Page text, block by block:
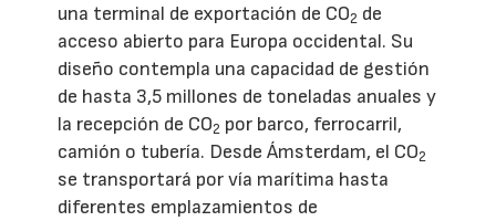
una terminal de exportación de CO2 de
acceso abierto para Europa occidental. Su
diseño contempla una capacidad de gestión
de hasta 3,5 millones de toneladas anuales y
la recepción de CO2 por barco, ferrocarril,
camión o tubería. Desde Ámsterdam, el CO2
se transportará por vía marítima hasta
diferentes emplazamientos de